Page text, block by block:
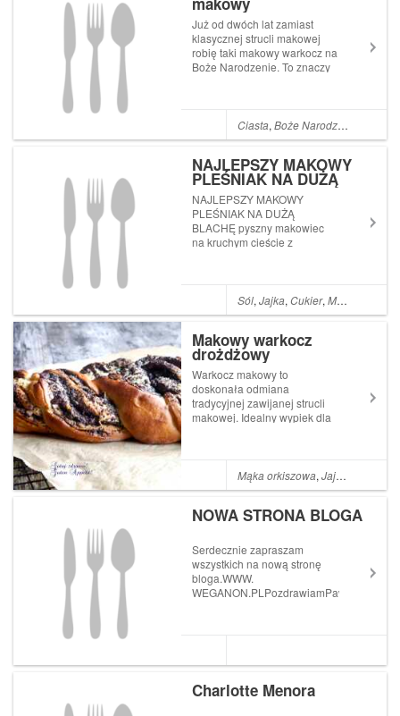
Już od dwóch lat zamiast
klasycznej strucli makowej
robię taki makowy warkocz na
Boże Narodzenie. To znaczy
się za pomoc przy zwijaniu go
w formie sznura.Ciasto jest
Ciasta,Boże Narodzenie
NAJLEPSZY MAKOWY
PLEŚNIAK NA DUŻĄ
BLACHĘ
NAJLEPSZY MAKOWY
PLEŚNIAK NA DUŻĄ
BLACHĘ pyszny makowiec
na kruchym cieście z
Sól,Jajka,Cukier,Mąka
Makowy warkocz
drożdżowy
Warkocz makowy to
doskonała odmiana
tradycyjnej zawijanej strucli
makowej. Idealny wypiek dla
ciasta w pergamin i drżeć,
pęknie, nie pęknie. Zawsze
j...
Mąka orkiszowa,Jajka
NOWA STRONA BLOGA
Serdecznie zapraszam
wszystkich na nową stronę
bloga.WWW.
WEGANON.PLPozdrawiamPaweł
Charlotte Menora